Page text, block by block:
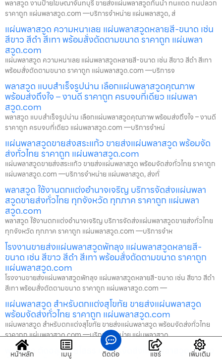
พลาสวูด งานป้ายโฆษณาจันทบุรี ขายส่งแผ่นพลาสวูดกันน้ำ ทนแดด ทนปลวก
ราคาถูก แผ่นพลาสวูด.com —บริการจำหน่าย แผ่นพลาสวูด, ส่
แผ่นพลาสวูด ความหนาเลย แผ่นพลาสวูดหลายสี-ขนาด เช่น
สีขาว สีดำ สีเทา พร้อมสั่งตัดตามขนาด ราคาถูก แผ่นพลา
สวูด.com
แผ่นพลาสวูด ความหนาเลย แผ่นพลาสวูดหลายสี-ขนาด เช่น สีขาว สีดำ สีเทา
พร้อมสั่งตัดตามขนาด ราคาถูก แผ่นพลาสวูด.com —บริการจ
พลาสวูด แบบสำเร็จรูปน่าน เลือกแผ่นพลาสวูดคุณภาพ
พร้อมส่งถึงใจ – งานดี ราคาถูก ครบจบที่เดียว แผ่นพลา
สวูด.com
พลาสวูด แบบสำเร็จรูปน่าน เลือกแผ่นพลาสวูดคุณภาพ พร้อมส่งถึงใจ – งานดี
ราคาถูก ครบจบที่เดียว แผ่นพลาสวูด.com —บริการจำหน่
แผ่นพลาสวูดขายส่งสระแก้ว ขายส่งแผ่นพลาสวูด พร้อมจัด
ส่งทั่วไทย ราคาถูก แผ่นพลาสวูด.com
แผ่นพลาสวูดขายส่งสระแก้ว ขายส่งแผ่นพลาสวูด พร้อมจัดส่งทั่วไทย ราคาถูก
แผ่นพลาสวูด.com —บริการจำหน่าย แผ่นพลาสวูด, ส่งทั่
พลาสวูด ใช้งานตกแต่งอำนาจเจริญ บริการจัดส่งแผ่นพลา
สวูดขายส่งทั่วไทย ทุกจังหวัด ทุกภาค ราคาถูก แผ่นพลา
สวูด.com
พลาสวูด ใช้งานตกแต่งอำนาจเจริญ บริการจัดส่งแผ่นพลาสวูดขายส่งทั่วไทย
ทุกจังหวัด ทุกภาค ราคาถูก แผ่นพลาสวูด.com —บริการจำห
โรงงานขายส่งแผ่นพลาสวูดพัทลุง แผ่นพลาสวูดหลายสี-
ขนาด เช่น สีขาว สีดำ สีเทา พร้อมสั่งตัดตามขนาด ราคาถูก
แผ่นพลาสวูด.com
โรงงานขายส่งแผ่นพลาสวูดพัทลุง แผ่นพลาสวูดหลายสี-ขนาด เช่น สีขาว สีดำ
สีเทา พร้อมสั่งตัดตามขนาด ราคาถูก แผ่นพลาสวูด.com —
แผ่นพลาสวูด สำหรับตกแต่งสุโขทัย ขายส่งแผ่นพลาสวูด
พร้อมจัดส่งทั่วไทย ราคาถูก แผ่นพลาสวูด.com
แผ่นพลาสวูด สำหรับตกแต่งสุโขทัย ขายส่งแผ่นพลาสวูด พร้อมจัดส่งทั่วไทย
ราคาถูก แผ่นพลาสวูด.com —บริการจำหน่าย แผ่นพลาสวูด,
พลาสวูด ตัดฉลุลายยโสธร บริการจัดส่งแผ่นพลาสวูดขายส่ง
หน้าหลัก เมนู ติดต่อ แชร์ เพิ่มเติม